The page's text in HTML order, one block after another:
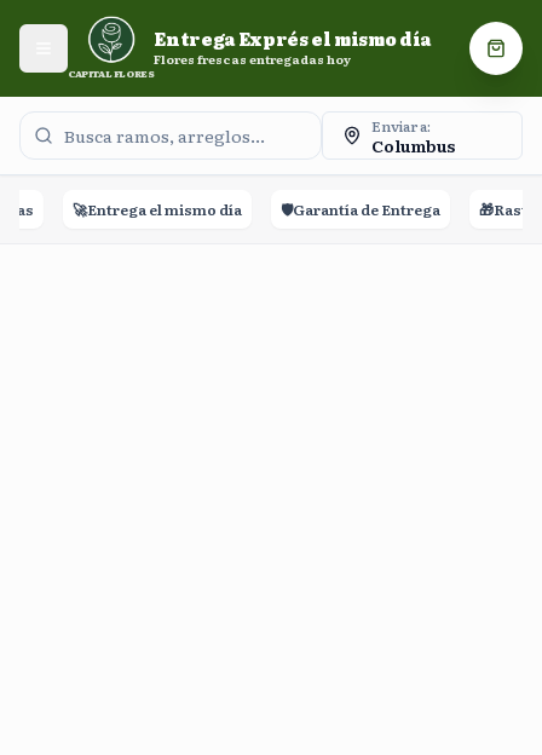
Entrega Exprés el mismo día. Flores frescas entregadas
Abrir menú
CAPITAL FLORES
Entrega Exprés el mismo día
Flores frescas entregadas hoy
Enviar a:
Columbus
🚀Entrega el mismo día 🛡️Garantía de Entrega 🎁